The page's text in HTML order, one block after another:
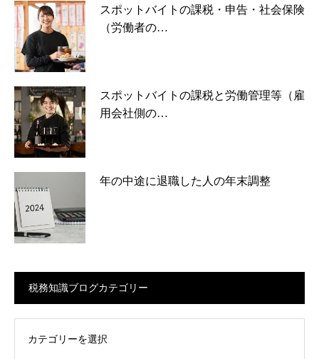
スポットバイトの課税・申告・社会保険
（労働者の…
スポットバイトの課税と労働管理等（雇
用会社側の…
年の中途に退職した人の年末調整
税務知識ブログカテゴリー